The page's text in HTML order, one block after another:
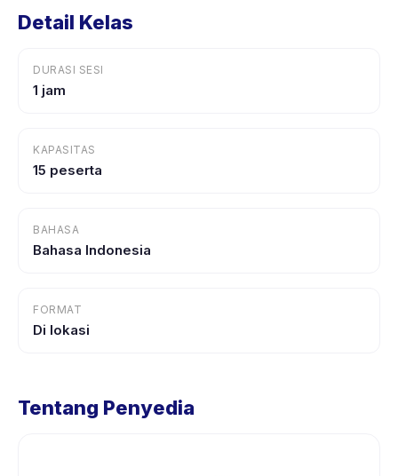
Detail Kelas
DURASI SESI
1 jam
KAPASITAS
15 peserta
BAHASA
Bahasa Indonesia
FORMAT
Di lokasi
Tentang Penyedia